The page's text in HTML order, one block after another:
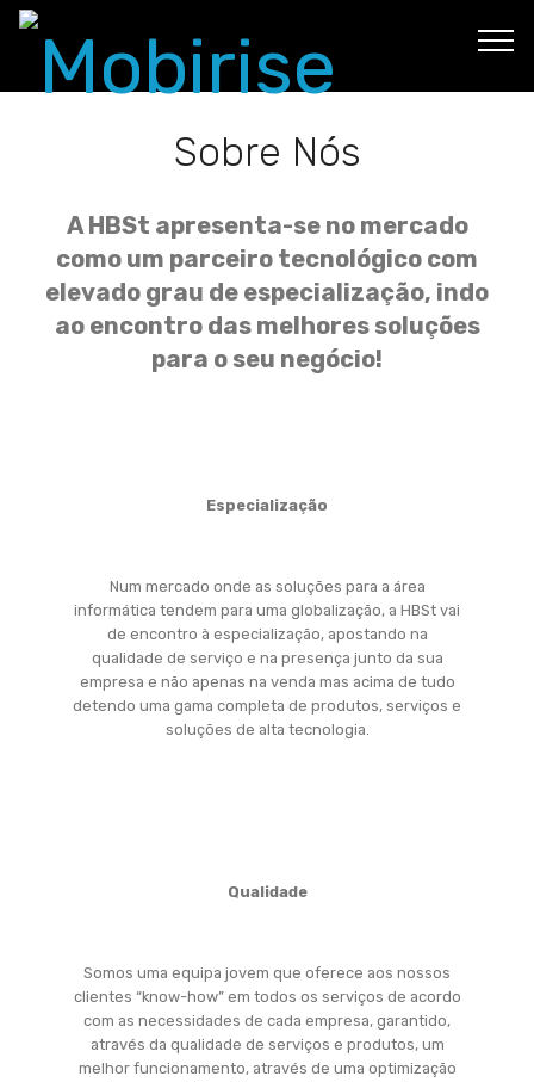
Sobre Nós
A HBSt apresenta-se no mercado
como um parceiro tecnológico com
elevado grau de especialização, indo
ao encontro das melhores soluções
para o seu negócio!
Especialização
Num mercado onde as soluções para a área
informática tendem para uma globalização, a HBSt vai
de encontro à especialização, apostando na
qualidade de serviço e na presença junto da sua
empresa e não apenas na venda mas acima de tudo
detendo uma gama completa de produtos, serviços e
soluções de alta tecnologia.
Qualidade
Somos uma equipa jovem que oferece aos nossos
clientes “know-how” em todos os serviços de acordo
com as necessidades de cada empresa, garantido,
através da qualidade de serviços e produtos, um
melhor funcionamento, através de uma optimização